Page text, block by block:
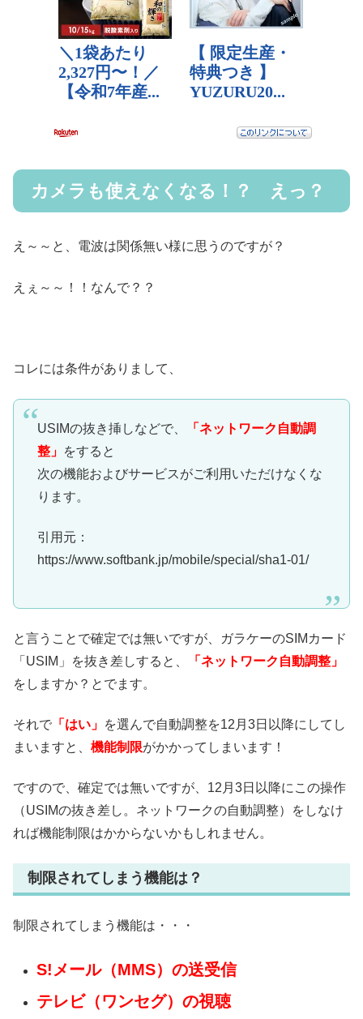
カメラも使えなくなる！？ えっ？
え～～と、電波は関係無い様に思うのですが？
えぇ～～！！なんで？？
コレには条件がありまして、
USIMの抜き挿しなどで、
「ネットワーク自動調
整」 をすると
次の機能およびサービスがご利用いただけなくな
ります。
引用元：
https://www.softbank.jp/mobile/special/sha1-01/
と言うことで確定では無いですが、ガラケーのSIMカード
「USIM」を抜き差しすると、
「ネットワーク自動調整」
をしますか？とでます。
それで 「はい」 を選んで自動調整を12月3日以降にしてし
まいますと、 機能制限がかかってしまいます！
ですので、確定では無いですが、12月3日以降にこの操作
（USIMの抜き差し。ネットワークの自動調整）をしなけ
れば機能制限はかからないかもしれません。
制限されてしまう機能は？
制限されてしまう機能は・・・
S!メール（MMS）の送受信
テレビ（ワンセグ）の視聴